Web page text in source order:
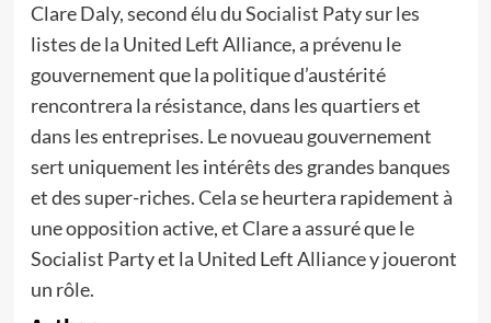
Clare Daly, second élu du Socialist Paty sur les
listes de la United Left Alliance, a prévenu le
gouvernement que la politique d’austérité
rencontrera la résistance, dans les quartiers et
dans les entreprises. Le novueau gouvernement
sert uniquement les intérêts des grandes banques
et des super-riches. Cela se heurtera rapidement à
une opposition active, et Clare a assuré que le
Socialist Party et la United Left Alliance y joueront
un rôle.